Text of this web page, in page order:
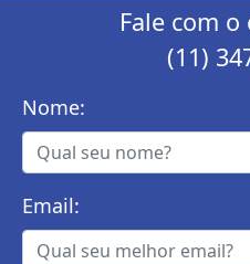
Fale com o
(11)
Nome:
Email: